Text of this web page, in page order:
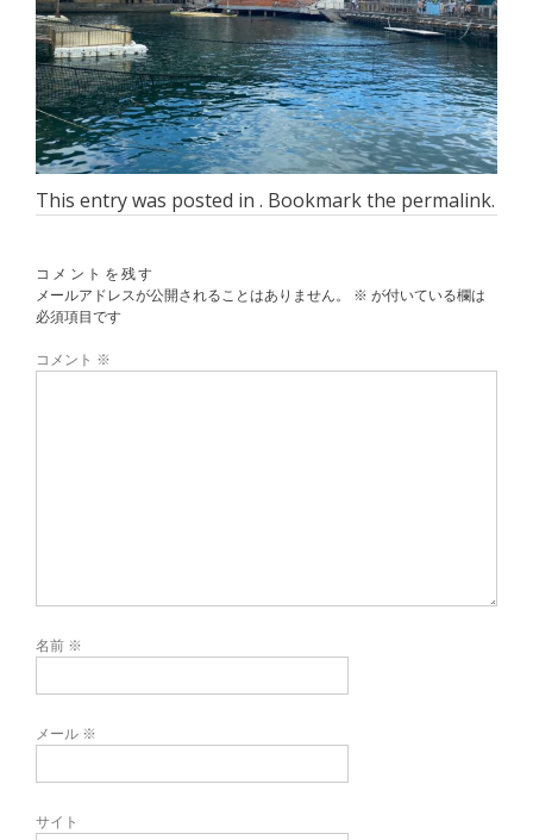
This entry was posted in . Bookmark the permalink.
コメントを残す
メールアドレスが公開されることはありません。
※ が付いている欄は
必須項目です
コメント ※
名前 ※
メール ※
サイト